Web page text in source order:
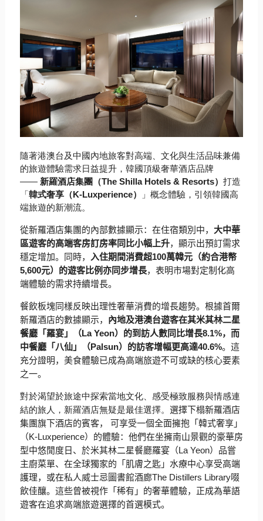
隨著港澳台及中國內地旅客對高端、 文化與生活品味兼備
的旅遊體驗需求日益提升， 韓國頂級奢華酒店品牌
—— 新羅酒店集團（The Shilla Hotels & Resorts） 打造
「韓式奢享（K-Luxperience）
」概念體驗，引領韓國高
端旅遊的新潮流。
從新羅酒店集團的內部數據顯示：在住宿類別中， 大中華
區遊客的高端客房訂房率同比小幅上升，顯示出預訂需求
穩定增加。同時，
入住期間消費超100萬韓元（約合港幣
5,600元） 的遊客比例亦同步增長， 表明市場對定制化高
端體驗的需求持續增長。
餐飲板塊同樣反映出理性奢華消費的增長趨勢。 根據首爾
新羅酒店的數據顯示， 內地及港澳台遊客在其米其林二星
餐廳「羅宴」（La Yeon）的到訪人數同比增長8.1%，而
中餐廳「八仙」（Palsun）的訪客增幅更高達40.6%。這
充分證明， 美食體驗已成為高端旅遊不可或缺的核心要素
之一。
對於渴望於旅途中探索當地文化、感受極致服務與情感連
結的旅人， 新羅酒店無疑是最佳選擇。 選擇下榻新羅酒店
集團旗下酒店的賓客， 可享受一個全面擁抱「韓式奢享」
（K-Luxperience） 的體驗：他們在坐擁南山景觀的豪華房
型中悠閒度日、 於米其林二星餐廳羅宴（La Yeon）品嘗
主廚菜單、在全球獨家的「肌膚之匙」 水療中心享受高端
護理，或在私人威士忌圖書館酒廊The Distillers Library啜
飲佳釀。這些曾被視作「稀有」的奢華體驗， 正成為華語
遊客在追求高端旅遊選擇的首選模式。